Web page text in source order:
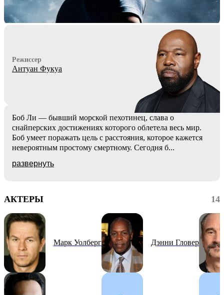
Режиссер
Антуан Фукуа
Боб Ли — бывший морской пехотинец, слава о
снайперских достижениях которого облетела весь мир.
Боб умеет поражать цель с расстояния, которое кажется
невероятным простому смертному. Сегодня б...
развернуть
АКТЕРЫ 14
Марк Уолберг Дэнни Гловер